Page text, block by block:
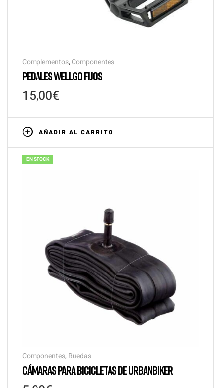
Complementos, Componentes
PEDALES WELLGO FIJOS
15,00€
AÑADIR AL CARRITO
EN STOCK
Componentes, Ruedas
CÁMARAS PARA BICICLETAS DE URBANBIKER